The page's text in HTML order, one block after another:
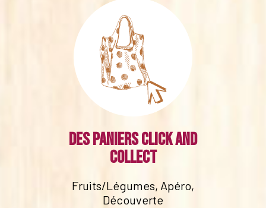
Des paniers click and
collect
Fruits/Légumes, Apéro,
Découverte